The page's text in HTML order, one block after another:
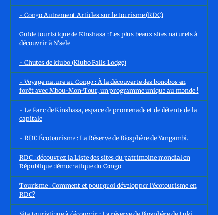
- Congo Autrement Articles sur le tourisme (RDC)
Guide touristique de Kinshasa : Les plus beaux sites naturels à
découvrir à N'sele
- Chutes de kiubo (Kiubo Falls Lodge)
- Voyage nature au Congo : À la découverte des bonobos en
forêt avec Mbou-Mon-Tour, un programme unique au monde !
- Le Parc de Kinshasa, espace de promenade et de détente de la
capitale
- RDC Écotourisme : La Réserve de Biosphère de Yangambi.
RDC : découvrez la Liste des sites du patrimoine mondial en
République démocratique du Congo
Tourisme : Comment et pourquoi développer l’écotourisme en
RDC?